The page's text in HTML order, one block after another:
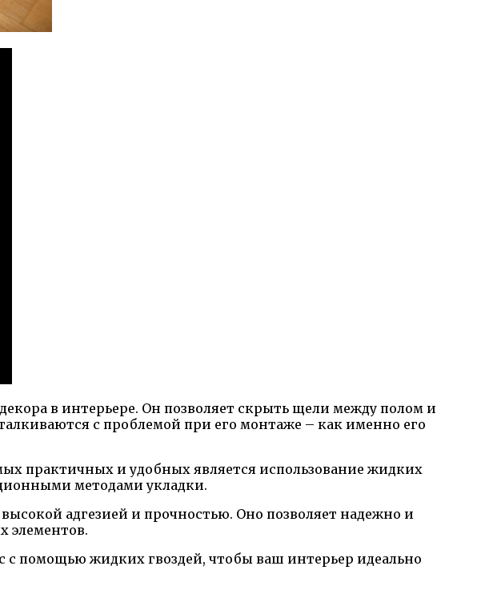
в интерьере. Он позволяет скрыть щели между полом и
с проблемой при его монтаже – как именно его
практичных и удобных является использование жидких
методами укладки.
адгезией и прочностью. Оно позволяет надежно и
элементов.
с помощью жидких гвоздей, чтобы ваш интерьер идеально